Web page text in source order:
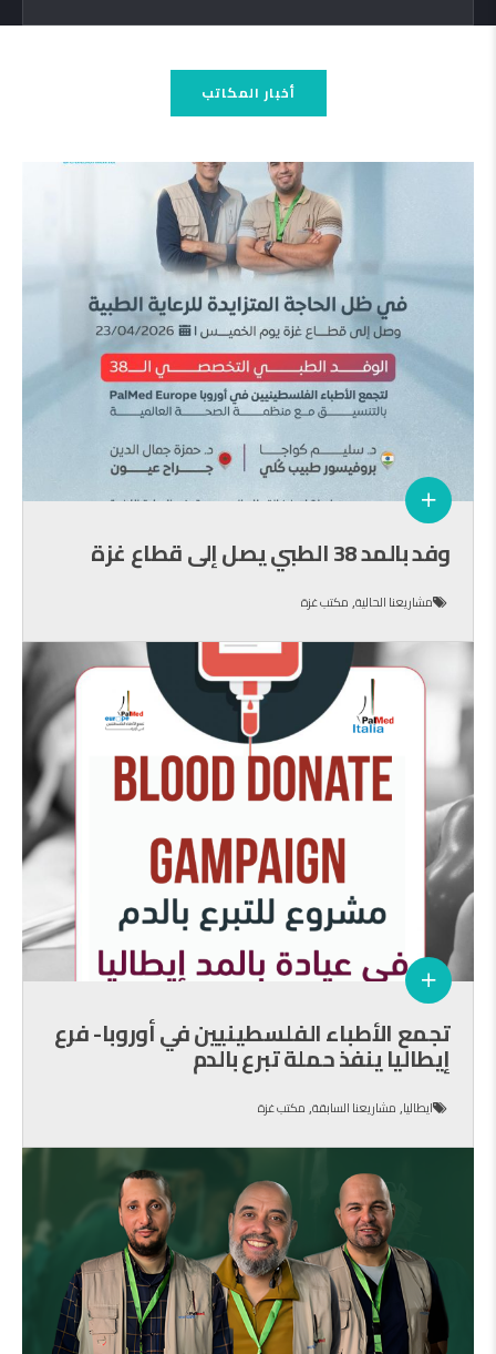
أخبار المكاتب
وفد بالمد 38 الطبي يصل إلى قطاع غزة
مشاريعنا الحالية, مكتب غزة
تجمع الأطباء الفلسطينيين في أوروبا- فرع
إيطاليا ينفذ حملة تبرع بالدم
ايطاليا, مشاريعنا السابقة, مكتب غزة